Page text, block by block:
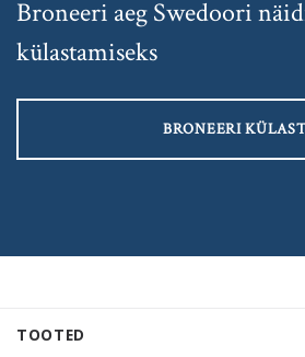
TOOTED
Broneeri aeg Swedoori
külastamiseks
BRONEERI